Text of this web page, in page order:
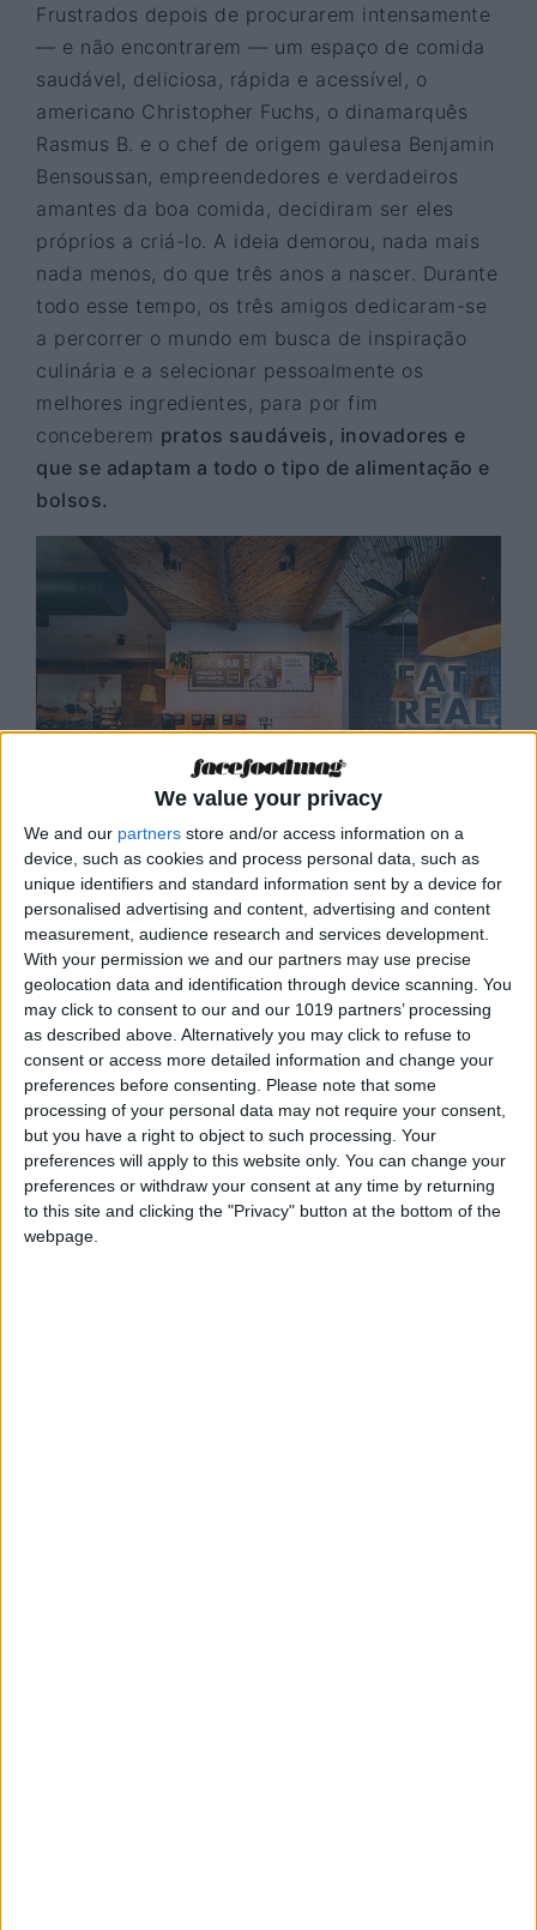
We value your privacy
We and our partners store and/or access information on a
device, such as cookies and process personal data, such as
unique identifiers and standard information sent by a device for
personalised advertising and content, advertising and content
measurement, audience research and services development.
With your permission we and our partners may use precise
geolocation data and identification through device scanning. You
may click to consent to our and our 1019 partners’ processing
as described above. Alternatively you may click to refuse to
consent or access more detailed information and change your
preferences before consenting. Please note that some
processing of your personal data may not require your consent,
but you have a right to object to such processing. Your
preferences will apply to this website only. You can change your
preferences or withdraw your consent at any time by returning
to this site and clicking the "Privacy" button at the bottom of the
webpage.
Frustrados depois de procurarem intensamente
― e não encontrarem ― um espaço de comida
saudável, deliciosa, rápida e acessível, o
americano Christopher Fuchs, o dinamarquês
Rasmus B. e o chef de origem gaulesa Benjamin
Bensoussan, empreendedores e verdadeiros
amantes da boa comida, decidiram ser eles
próprios a criá-lo. A ideia demorou, nada mais
nada menos, do que três anos a nascer. Durante
todo esse tempo, os três amigos dedicaram-se
a percorrer o mundo em busca de inspiração
culinária e a selecionar pessoalmente os
melhores ingredientes, para por fim
conceberem pratos saudáveis, inovadores e
que se adaptam a todo o tipo de alimentação e
bolsos.
Honest Greens © Plateform
Graças aos seus diferentes trajetórias e
experiências, que vão desde trabalhar na
cozinha dos melhores restaurantes com estrela
Michelin, empreendimentos em empresas
tecnológicas, ou a formação do pessoal de sala,
oHonest Greensé atualmente uma empresa
consciente e em constante evolução, que já
dispõe de restaurantes nas Amoreiras, Avenida,
Chiado, Parque das Nações e, proximamente,
também no Cais do Sodré.